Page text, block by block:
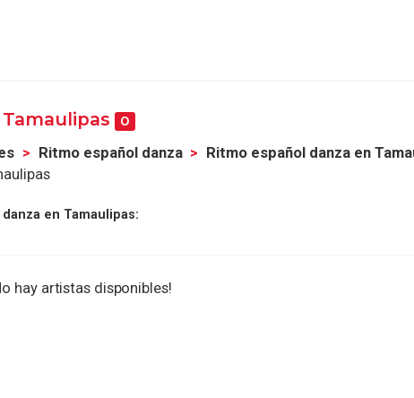
0
Ritmo español danza
Ritmo español danza en
en Tamaulipas:
hay artistas disponibles!